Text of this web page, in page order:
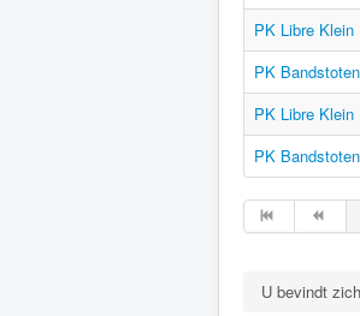
PK Libre
PK
PK Libre Klein
PK
U bevindt